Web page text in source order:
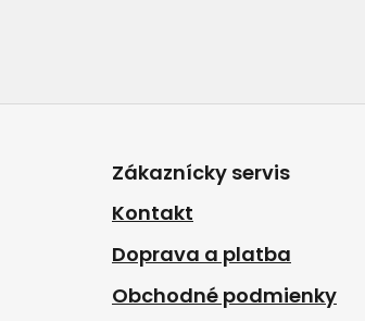
Z
Zákaznícky servis
Kontakt
Doprava a platba
Obchodné podmienky